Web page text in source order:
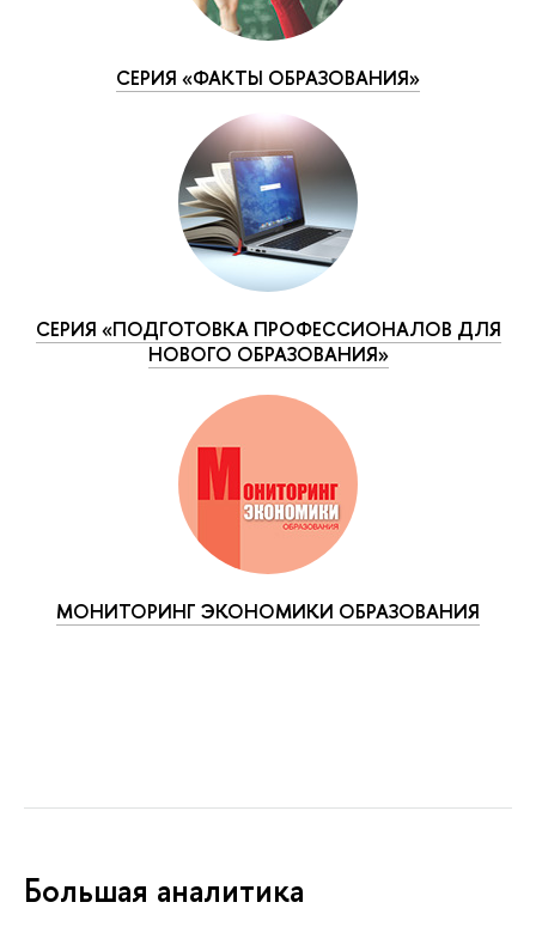
СЕРИЯ «ФАКТЫ ОБРАЗОВАНИЯ»
СЕРИЯ «ПОДГОТОВКА ПРОФЕССИОНАЛОВ ДЛЯ
НОВОГО ОБРАЗОВАНИЯ»
МОНИТОРИНГ ЭКОНОМИКИ ОБРАЗОВАНИЯ
Большая аналитика